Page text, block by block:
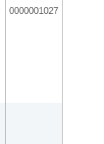
0000001027